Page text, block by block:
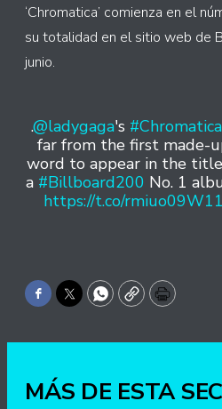
‘Chromatica’ comienza en el
su totalidad en el sitio web de
junio.
.@ladygaga's #Chromatica
far from the first made-
word to appear in the
a #Billboard200 No. 1
https://t.co/rmiuo09W11
Facebook
TwitterWhatsApp
CopyPrint
MÁS DE ESTA